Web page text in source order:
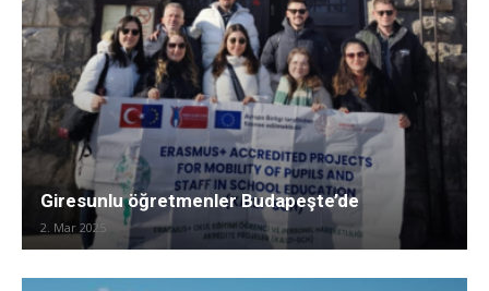
Giresunlu öğretmenler Budapeşte’de
2. Mar 2025